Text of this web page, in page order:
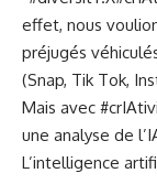
effet, nous
préjugés
(Snap, Tik Tok,
Mais avec
une analyse de
L’intelligence